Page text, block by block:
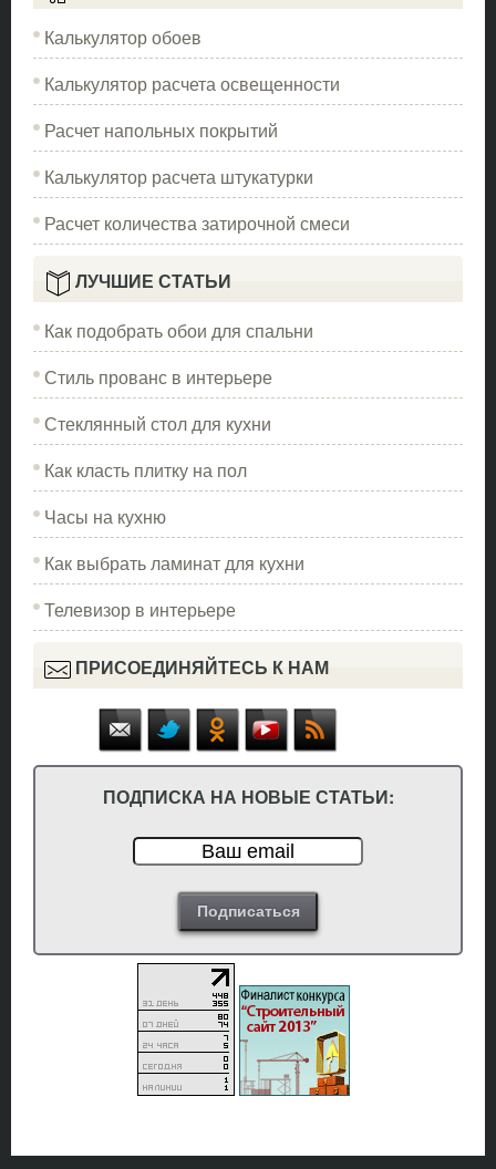
Калькулятор обоев
Калькулятор расчета освещенности
Расчет напольных покрытий
Калькулятор расчета штукатурки
Расчет количества затирочной смеси
ЛУЧШИЕ СТАТЬИ
Как подобрать обои для спальни
Стиль прованс в интерьере
Стеклянный стол для кухни
Как класть плитку на пол
Часы на кухню
Как выбрать ламинат для кухни
Телевизор в интерьере
ПРИСОЕДИНЯЙТЕСЬ К НАМ
ПОДПИСКА НА НОВЫЕ СТАТЬИ: